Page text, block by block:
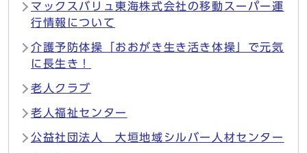
マックスバリュ東海株式会社の移動スーパー運
行情報について
介護予防体操「おおがき生き活き体操」で元気
に長生き！
老人クラブ
老人福祉センター
公益社団法人 大垣地域シルバー人材センター